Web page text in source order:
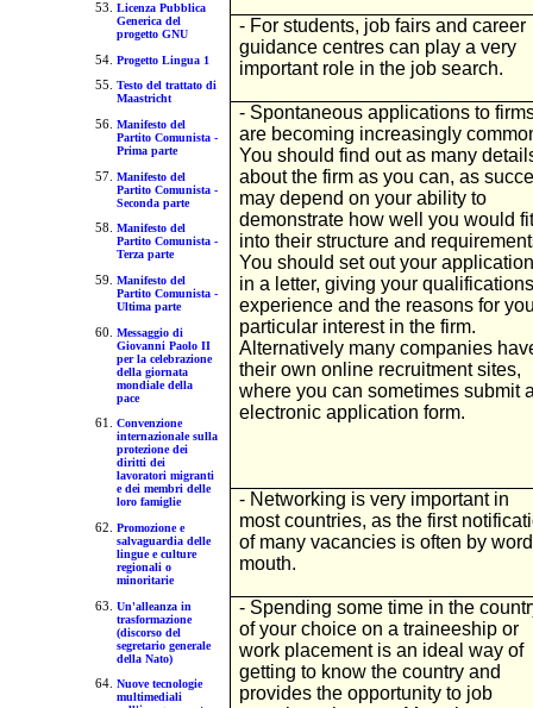
Licenza Pubblica
Generica del
progetto GNU
Progetto Lingua 1
Testo del trattato di
Maastricht
Manifesto del
Partito Comunista -
Prima parte
Manifesto del
Partito Comunista -
Seconda parte
Manifesto del
Partito Comunista -
Terza parte
Manifesto del
Partito Comunista -
Ultima parte
Messaggio di
Giovanni Paolo II
per la celebrazione
della giornata
mondiale della
pace
Convenzione
internazionale sulla
protezione dei
diritti dei
lavoratori migranti
e dei membri delle
loro famiglie
Promozione e
salvaguardia delle
lingue e culture
regionali o
minoritarie
Un'alleanza in
trasformazione
(discorso del
segretario generale
della Nato)
Nuove tecnologie
multimediali
- For students, job fairs and career
guidance centres can play a very
important role in the job search.
- Spontaneous applications to
are becoming increasingly
You should find out as many
about the firm as you can, as
may depend on your ability to
demonstrate how well you would fit
into their structure and
You should set out your application
in a letter, giving your
experience and the reasons for
particular interest in the firm.
Alternatively many companies
their own online recruitment sites,
where you can sometimes submit
electronic application form.
- Networking is very important in
most countries, as the first
of many vacancies is often by
mouth.
- Spending some time in the
of your choice on a traineeship or
work placement is an ideal way of
getting to know the country and
provides the opportunity to job